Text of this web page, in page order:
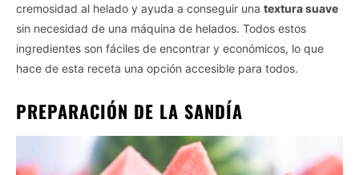
cremosidad al helado y ayuda a conseguir una textura suave
sin necesidad de una máquina de helados. Todos estos
ingredientes son fáciles de encontrar y económicos, lo que
hace de esta receta una opción accesible para todos.
PREPARACIÓN DE LA SANDÍA